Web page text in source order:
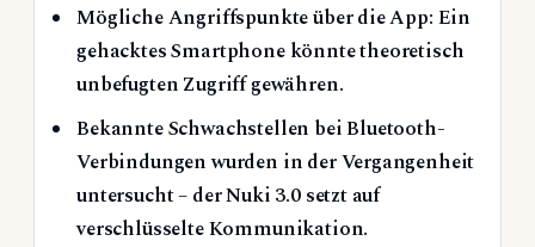
Mögliche Angriffspunkte über die App: Ein
gehacktes Smartphone könnte theoretisch
unbefugten Zugriff gewähren.
Bekannte Schwachstellen bei Bluetooth-
Verbindungen wurden in der Vergangenheit
untersucht – der Nuki 3.0 setzt auf
verschlüsselte Kommunikation.